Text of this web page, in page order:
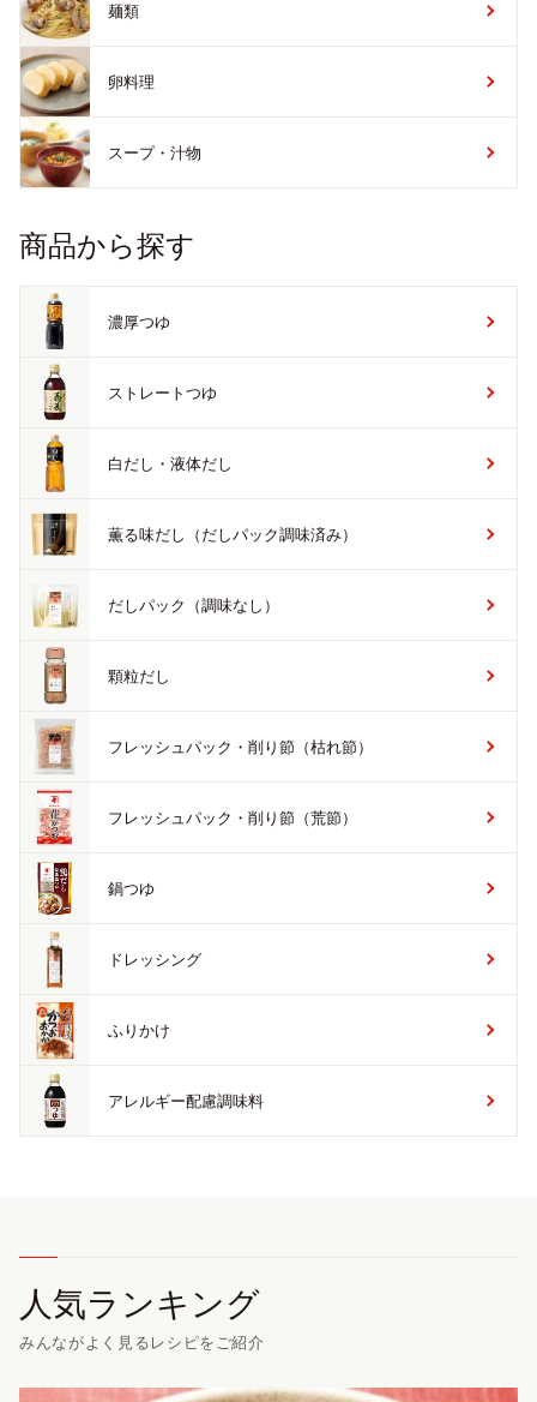
麺類
卵料理
スープ・汁物
商品から探す
濃厚つゆ
ストレートつゆ
白だし・液体だし
薫る味だし（だしパック調味済み）
だしパック（調味なし）
顆粒だし
フレッシュパック・削り節（枯れ節）
フレッシュパック・削り節（荒節）
鍋つゆ
ドレッシング
ふりかけ
アレルギー配慮調味料
人気ランキング
みんながよく見るレシピをご紹介